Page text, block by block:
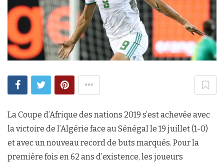
La Coupe d’Afrique des nations 2019 s’est achevée avec
la victoire de l’Algérie face au Sénégal le 19 juillet (1-0)
et avec un nouveau record de buts marqués. Pour la
première fois en 62 ans d’existence, les joueurs